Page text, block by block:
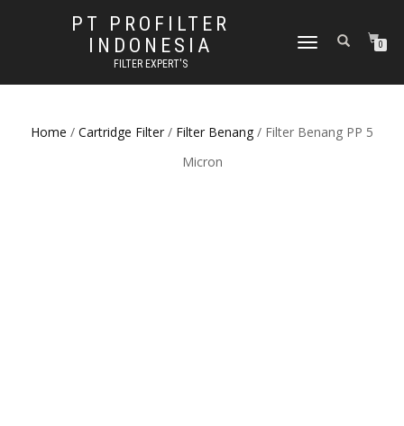
PT PROFILTER
INDONESIA
FILTER EXPERT'S
TOGGLE NAVIGATION0
Home / Cartridge Filter / Filter Benang / Filter Benang PP 5
Micron